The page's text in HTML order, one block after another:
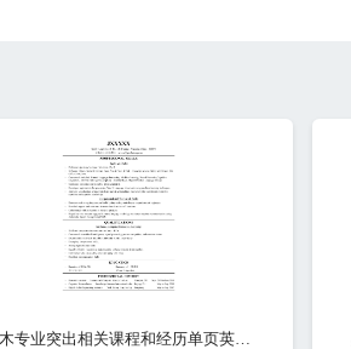
土木专业突出相关课程和经历单页英语简历模板免费下载